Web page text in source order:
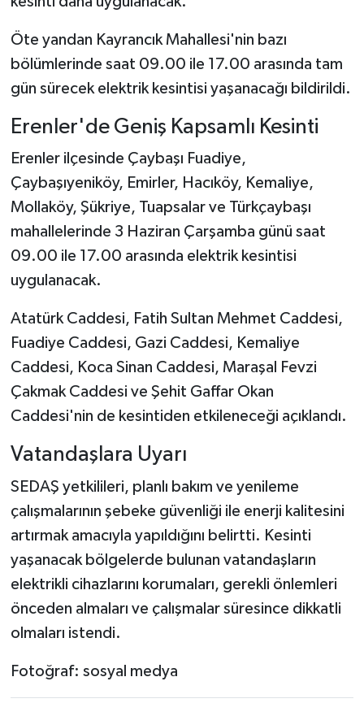
Öte yandan Kayrancık Mahallesi'nin bazı
bölümlerinde saat 09.00 ile 17.00 arasında tam
gün sürecek elektrik kesintisi yaşanacağı bildirildi.
Erenler'de Geniş Kapsamlı Kesinti
Erenler ilçesinde Çaybaşı Fuadiye,
Çaybaşıyeniköy, Emirler, Hacıköy, Kemaliye,
Mollaköy, Şükriye, Tuapsalar ve Türkçaybaşı
mahallelerinde 3 Haziran Çarşamba günü saat
09.00 ile 17.00 arasında elektrik kesintisi
uygulanacak.
Atatürk Caddesi, Fatih Sultan Mehmet Caddesi,
Fuadiye Caddesi, Gazi Caddesi, Kemaliye
Caddesi, Koca Sinan Caddesi, Maraşal Fevzi
Çakmak Caddesi ve Şehit Gaffar Okan
Caddesi'nin de kesintiden etkileneceği açıklandı.
Vatandaşlara Uyarı
SEDAŞ yetkilileri, planlı bakım ve yenileme
çalışmalarının şebeke güvenliği ile enerji kalitesini
artırmak amacıyla yapıldığını belirtti. Kesinti
yaşanacak bölgelerde bulunan vatandaşların
elektrikli cihazlarını korumaları, gerekli önlemleri
önceden almaları ve çalışmalar süresince dikkatli
olmaları istendi.
Fotoğraf: sosyal medya